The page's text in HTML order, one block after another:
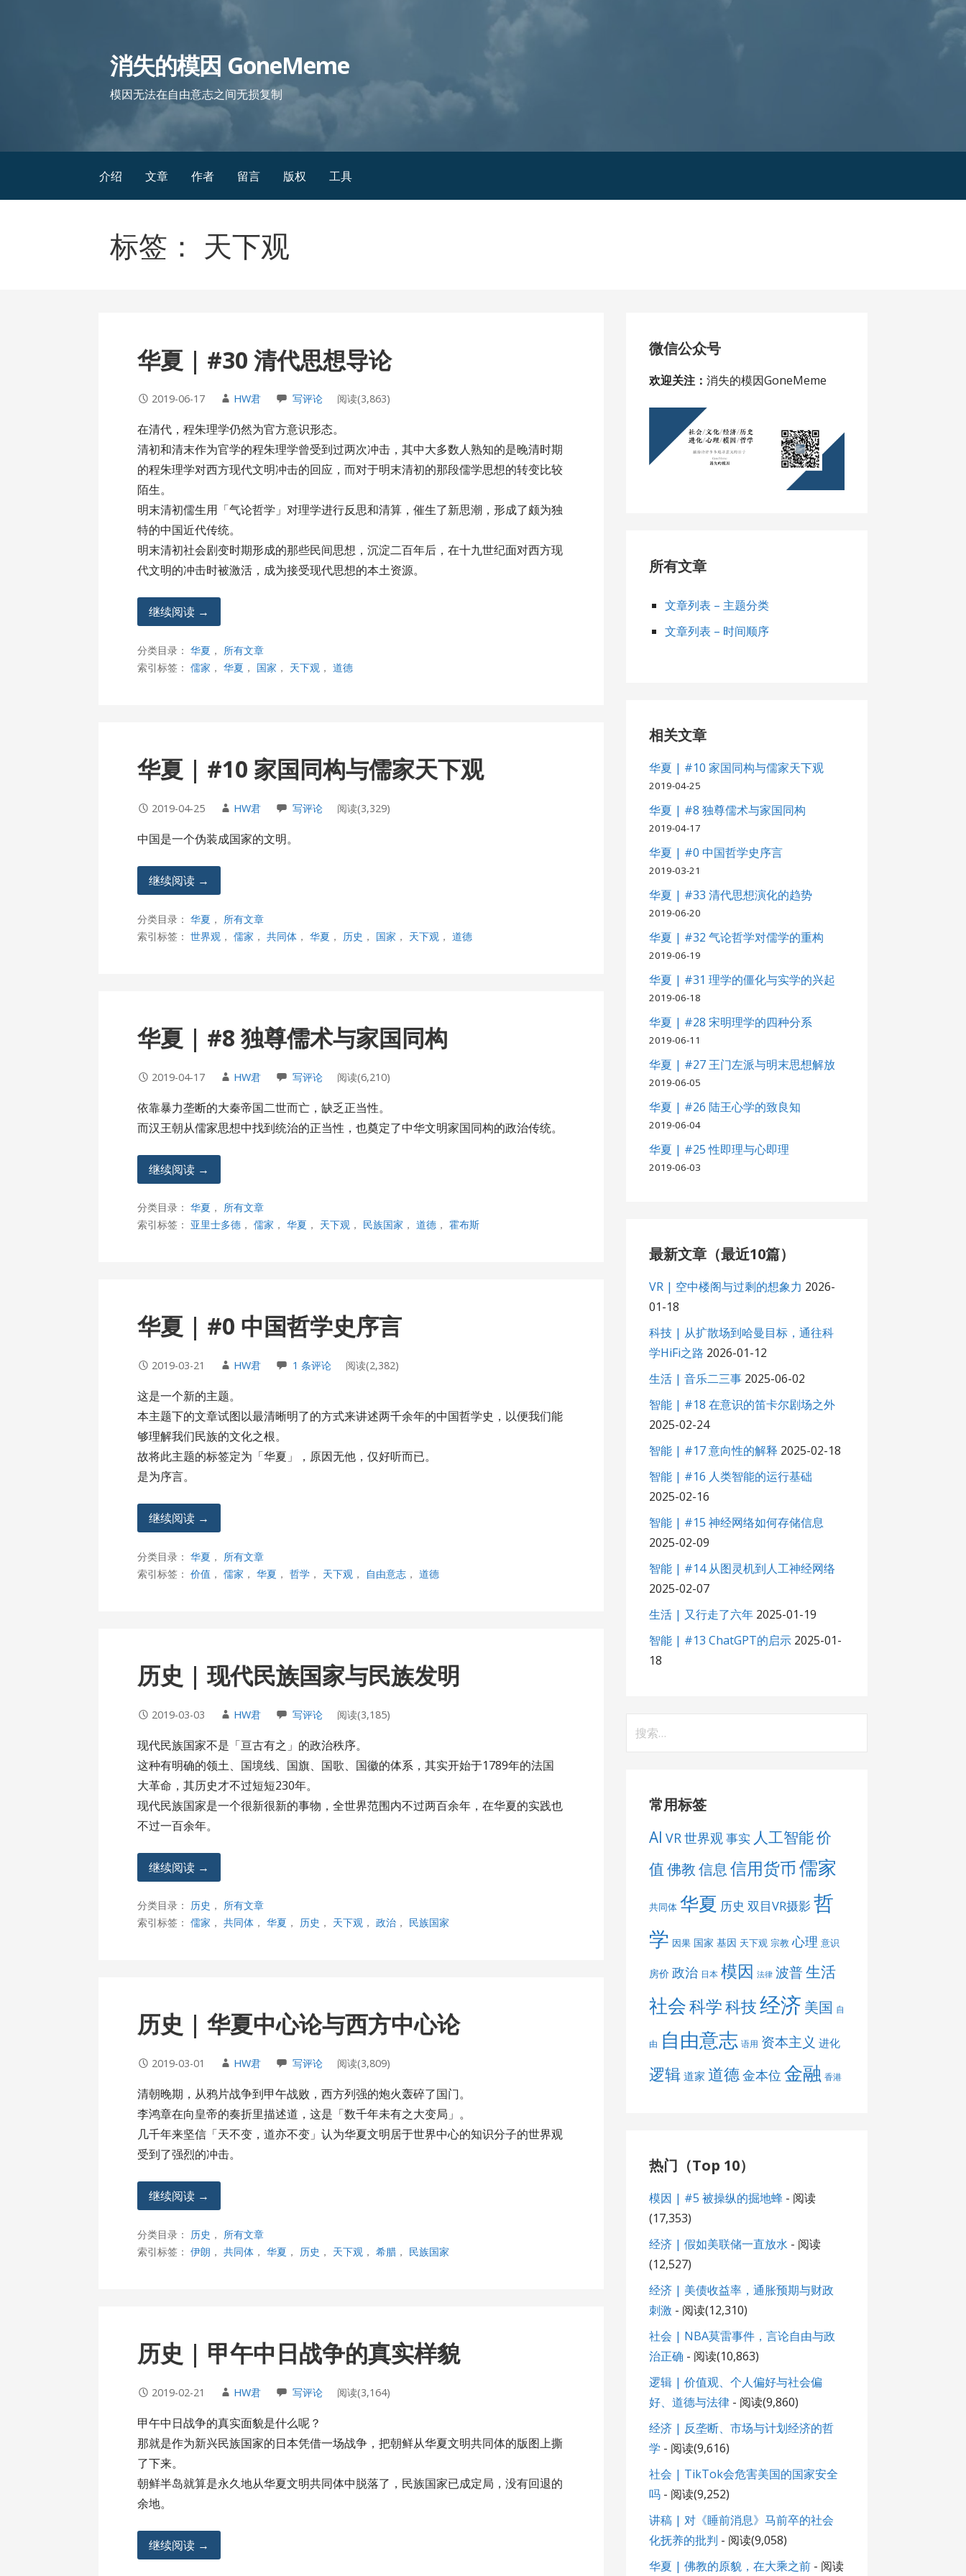
消失的模因 GoneMeme
模因无法在自由意志之间无损复制
介绍 文章 作者 留言 版权 工具
标签： 天下观
华夏 | #30 清代思想导论
2019-06-17 HW君 写评论 阅读(3,863)
在清代，程朱理学仍然为官方意识形态。
清初和清末作为官学的程朱理学曾受到过两次冲击，其中大多数人熟知的是晚清时期
的程朱理学对西方现代文明冲击的回应，而对于明末清初的那段儒学思想的转变比较
陌生。
明末清初儒生用「气论哲学」对理学进行反思和清算，催生了新思潮，形成了颇为独
特的中国近代传统。
明末清初社会剧变时期形成的那些民间思想，沉淀二百年后，在十九世纪面对西方现
代文明的冲击时被激活，成为接受现代思想的本土资源。
继续阅读 →
分类目录：华夏 ， 所有文章
索引标签：儒家 ，华夏 ， 国家 ， 天下观 ，道德
华夏 | #10 家国同构与儒家天下观
2019-04-25 HW君 写评论 阅读(3,329)
中国是一个伪装成国家的文明。
继续阅读 →
分类目录：华夏 ， 所有文章
索引标签：世界观 ，儒家 ，共同体 ，华夏 ， 历史 ， 国家 ， 天下观 ，道德
华夏 | #8 独尊儒术与家国同构
2019-04-17 HW君 写评论 阅读(6,210)
依靠暴力垄断的大秦帝国二世而亡，缺乏正当性。
而汉王朝从儒家思想中找到统治的正当性，也奠定了中华文明家国同构的政治传统。
继续阅读 →
分类目录：华夏 ， 所有文章
索引标签： 亚里士多德 ，儒家 ，华夏 ， 天下观 ， 民族国家 ，道德 ，霍布斯
华夏 | #0 中国哲学史序言
2019-03-21 HW君 1 条评论 阅读(2,382)
这是一个新的主题。
本主题下的文章试图以最清晰明了的方式来讲述两千余年的中国哲学史，以便我们能
够理解我们民族的文化之根。
故将此主题的标签定为「华夏」，原因无他，仅好听而已。
是为序言。
继续阅读 →
分类目录：华夏 ， 所有文章
索引标签：价值 ，儒家 ，华夏 ，哲学 ， 天下观 ， 自由意志 ，道德
历史 | 现代民族国家与民族发明
2019-03-03 HW君 写评论 阅读(3,185)
现代民族国家不是「亘古有之」的政治秩序。
这种有明确的领土、国境线、国旗、国歌、国徽的体系，其实开始于1789年的法国
大革命，其历史才不过短短230年。
现代民族国家是一个很新很新的事物，全世界范围内不过两百余年，在华夏的实践也
不过一百余年。
继续阅读 →
分类目录： 历史 ， 所有文章
索引标签：儒家 ，共同体 ，华夏 ， 历史 ， 天下观 ，政治 ， 民族国家
历史 | 华夏中心论与西方中心论
2019-03-01 HW君 写评论 阅读(3,809)
清朝晚期，从鸦片战争到甲午战败，西方列强的炮火轰碎了国门。
李鸿章在向皇帝的奏折里描述道，这是「数千年未有之大变局」。
几千年来坚信「天不变，道亦不变」认为华夏文明居于世界中心的知识分子的世界观
受到了强烈的冲击。
继续阅读 →
分类目录： 历史 ， 所有文章
索引标签：伊朗 ，共同体 ，华夏 ， 历史 ， 天下观 ，希腊 ， 民族国家
历史 | 甲午中日战争的真实样貌
2019-02-21 HW君 写评论 阅读(3,164)
甲午中日战争的真实面貌是什么呢？
那就是作为新兴民族国家的日本凭借一场战争，把朝鲜从华夏文明共同体的版图上撕
了下来。
朝鲜半岛就算是永久地从华夏文明共同体中脱落了，民族国家已成定局，没有回退的
余地。
继续阅读 →
微信公众号
欢迎关注： 消失的模因GoneMeme
所有文章
文章列表 – 主题分类
文章列表 – 时间顺序
相关文章
华夏 | #10 家国同构与儒家天下观
2019-04-25
华夏 | #8 独尊儒术与家国同构
2019-04-17
华夏 | #0 中国哲学史序言
2019-03-21
华夏 | #33 清代思想演化的趋势
2019-06-20
华夏 | #32 气论哲学对儒学的重构
2019-06-19
华夏 | #31 理学的僵化与实学的兴起
2019-06-18
华夏 | #28 宋明理学的四种分系
2019-06-11
华夏 | #27 王门左派与明末思想解放
2019-06-05
华夏 | #26 陆王心学的致良知
2019-06-04
华夏 | #25 性即理与心即理
2019-06-03
最新文章（最近10篇）
VR | 空中楼阁与过剩的想象力 2026-
01-18
科技 | 从扩散场到哈曼目标，通往科
学HiFi之路 2026-01-12
生活 | 音乐二三事 2025-06-02
智能 | #18 在意识的笛卡尔剧场之外
2025-02-24
智能 | #17 意向性的解释 2025-02-18
智能 | #16 人类智能的运行基础
2025-02-16
智能 | #15 神经网络如何存储信息
2025-02-09
智能 | #14 从图灵机到人工神经网络
2025-02-07
生活 | 又行走了六年 2025-01-19
智能 | #13 ChatGPT的启示 2025-01-
18
索：
常用标签
AI VR世界观事实 人工智能价
值佛教信息信用货币儒家
共同体 华夏 历史 双目VR摄影 哲
学 因果 国家 基因 天下观 宗教 心理 意识
房价 政治 日本 模因 法律 波普生活
社会科学科技经济 美国 自
由 自由意志 语用 资本主义 进化
逻辑 道家 道德金本位 金融 香港
热门（Top 10）
模因 | #5 被操纵的掘地蜂- 阅读
(17,353)
经济 | 假如美联储一直放水 - 阅读
(12,527)
经济 | 美债收益率，通胀预期与财政
刺激 - 阅读(12,310)
社会 | NBA莫雷事件，言论自由与政
治正确 - 阅读(10,863)
逻辑 | 价值观、个人偏好与社会偏
好、道德与法律- 阅读(9,860)
经济 | 反垄断、市场与计划经济的哲
学 - 阅读(9,616)
社会 | TikTok会危害美国的国家安全
吗- 阅读(9,252)
讲稿 | 对《睡前消息》马前卒的社会
化抚养的批判 - 阅读(9,058)
华夏 | 佛教的原貌，在大乘之前- 阅读